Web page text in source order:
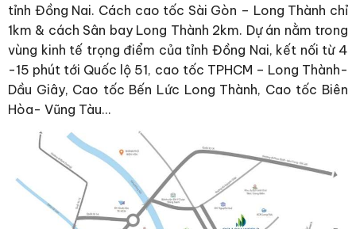
tỉnh Đồng Nai. Cách cao tốc Sài Gòn – Long Thành chỉ
1km & cách Sân bay Long Thành 2km. Dự án nằm trong
vùng kinh tế trọng điểm của tỉnh Đồng Nai, kết nối từ 4
-15 phút tới Quốc lộ 51, cao tốc TPHCM – Long Thành-
Dầu Giây, Cao tốc Bến Lức Long Thành, Cao tốc Biên
Hòa- Vũng Tàu…